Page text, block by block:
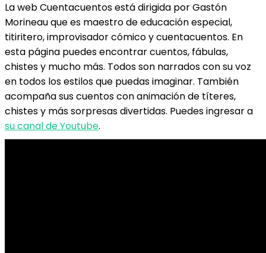
La web Cuentacuentos está dirigida por Gastón
Morineau que es maestro de educación especial,
titiritero, improvisador cómico y cuentacuentos. En
esta página puedes encontrar cuentos, fábulas,
chistes y mucho más. Todos son narrados con su voz
en todos los estilos que puedas imaginar. También
acompaña sus cuentos con animación de títeres,
chistes y más sorpresas divertidas. Puedes ingresar a
su canal de Youtube.